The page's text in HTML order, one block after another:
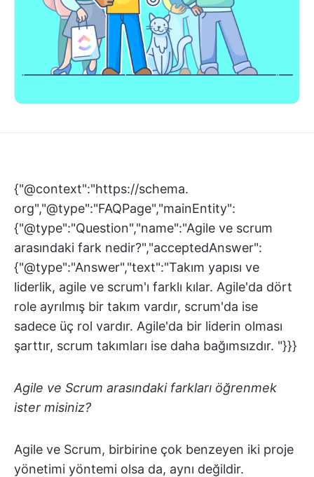
{"@context":"https://schema.
org","@type":"FAQPage","mainEntity":
{"@type":"Question","name":"Agile ve scrum
arasındaki fark nedir?","acceptedAnswer":
{"@type":"Answer","text":"Takım yapısı ve
liderlik, agile ve scrum'ı farklı kılar. Agile'da dört
role ayrılmış bir takım vardır, scrum'da ise
sadece üç rol vardır. Agile'da bir liderin olması
şarttır, scrum takımları ise daha bağımsızdır. "}}}
Agile ve Scrum arasındaki farkları öğrenmek
ister misiniz?
Agile ve Scrum, birbirine çok benzeyen iki proje
yönetimi yöntemi olsa da, aynı değildir.